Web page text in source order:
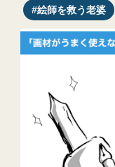
#絵師を救う老婆